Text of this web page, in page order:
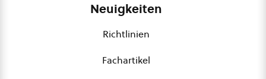
Neuigkeiten
Richtlinien
Fachartikel